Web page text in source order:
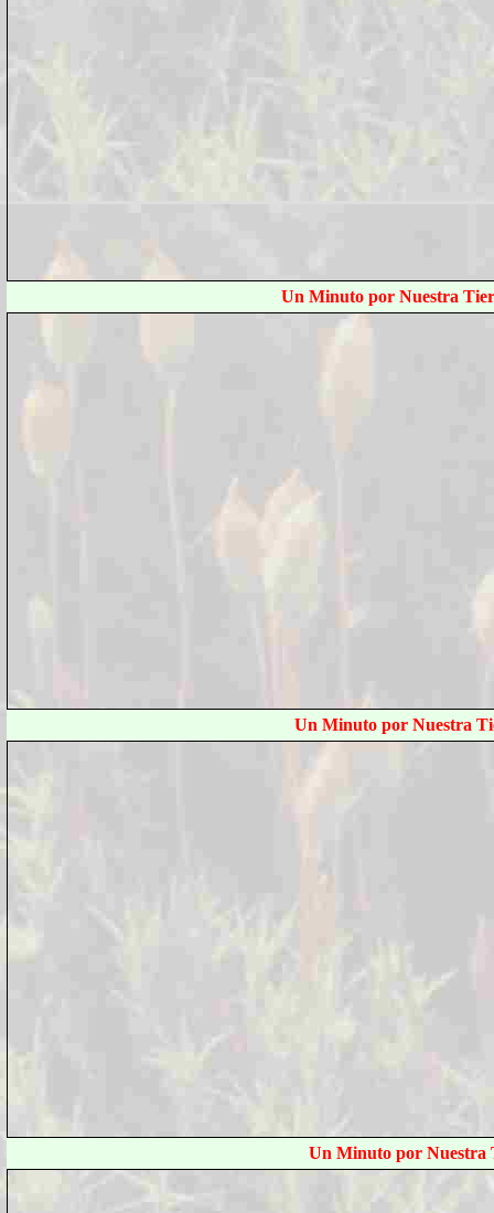
Un Minuto por Nuestra
Un Minuto por Nuestra
Un Minuto por Nuestra